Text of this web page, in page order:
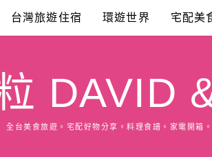
台灣旅遊住宿 環遊世界 宅配美
DAVID
全台美食旅遊。宅配好物分享。料理食譜。家電開箱。